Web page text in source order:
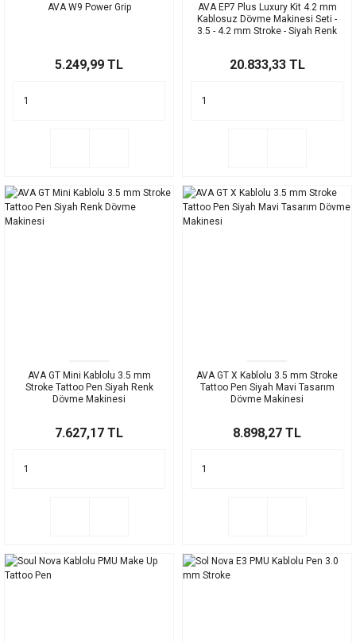
AVA W9 Power Grip
5.249,99 TL
AVA EP7 Plus Luxury Kit 4.2 mm
Kablosuz Dövme Makinesi Seti -
3.5 - 4.2 mm Stroke - Siyah Renk
20.833,33 TL
AVA GT Mini Kablolu 3.5 mm
Stroke Tattoo Pen Siyah Renk
Dövme Makinesi
7.627,17 TL
AVA GT X Kablolu 3.5 mm Stroke
Tattoo Pen Siyah Mavi Tasarım
Dövme Makinesi
8.898,27 TL